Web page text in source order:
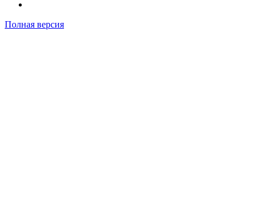
Полная версия